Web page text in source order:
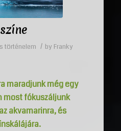
történelem / by Franky
maradjunk még egy
most fókuszáljunk
akvamarinra, és